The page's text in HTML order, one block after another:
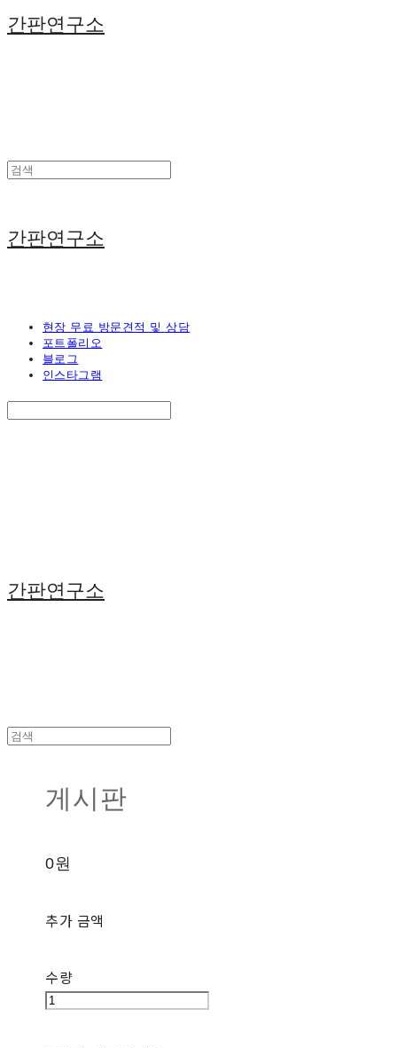
간판연구소
간판연구소
현장 무료 방문견적 및 상담
포트폴리오
블로그
인스타그램
간판연구소
게시판
0원
추가 금액
수량